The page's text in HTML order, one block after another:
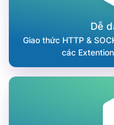
Dễ
Giao thức HTTP &
các